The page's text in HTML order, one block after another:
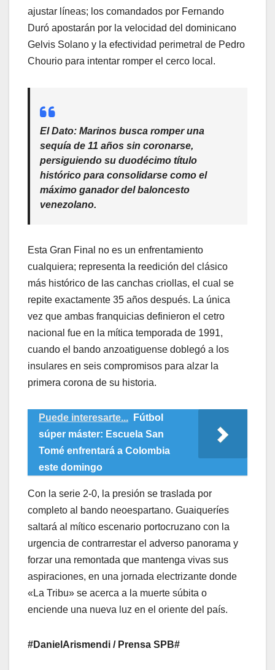
ajustar líneas; los comandados por Fernando
Duró apostarán por la velocidad del dominicano
Gelvis Solano y la efectividad perimetral de Pedro
Chourio para intentar romper el cerco local.
El Dato: Marinos busca romper una
sequía de 11 años sin coronarse,
persiguiendo su duodécimo título
histórico para consolidarse como el
máximo ganador del baloncesto
venezolano.
​Esta Gran Final no es un enfrentamiento
cualquiera; representa la reedición del clásico
más histórico de las canchas criollas, el cual se
repite exactamente 35 años después. La única
vez que ambas franquicias definieron el cetro
nacional fue en la mítica temporada de 1991,
cuando el bando anzoatiguense doblegó a los
insulares en seis compromisos para alzar la
primera corona de su historia.
Puede interesarte...
Fútbol
súper máster: Escuela San
Tomé enfrentará a Colombia
este domingo
​Con la serie 2-0, la presión se traslada por
completo al bando neoespartano. Guaiqueríes
saltará al mítico escenario portocruzano con la
urgencia de contrarrestar el adverso panorama y
forzar una remontada que mantenga vivas sus
aspiraciones, en una jornada electrizante donde
«La Tribu» se acerca a la muerte súbita o
enciende una nueva luz en el oriente del país.
#DanielArismendi / Prensa SPB#